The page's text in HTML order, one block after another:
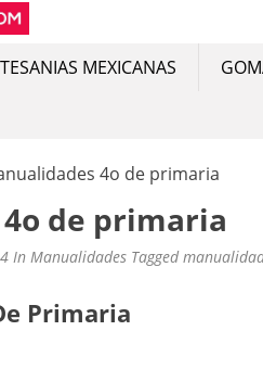
mexicanas, goma
MEXICANAS
4o de primaria
de primaria
In Manualidades Tagged
Primaria